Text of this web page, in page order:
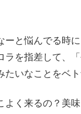
ーと悩んでる時
ラを指差して、
たいなことをベト
よく来るの？美